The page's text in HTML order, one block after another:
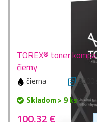
TOREX® toner
čierny
čierna 9000
Skladom > 9 ks
100,32 €